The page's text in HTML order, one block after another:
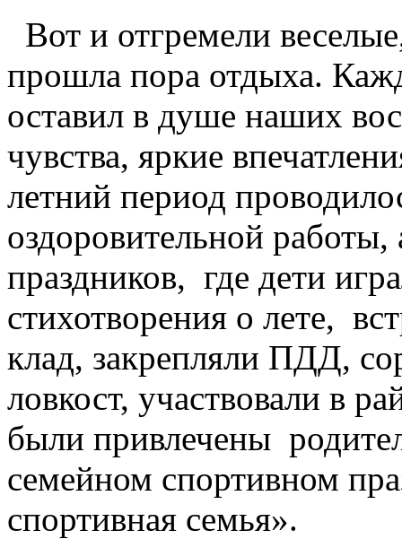
Вот и отгремели
прошла пора отдыха.
оставил в душе наших
чувства, яркие
летний период
оздоровительной
праздников, где дети
стихотворения о лете,
клад, закрепляли ПДД,
ловкост, участвовали в
были привлечены
семейном спортивном
спортивная семья».